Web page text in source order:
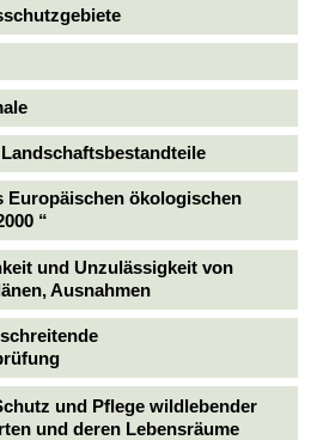
Europäischen ökologischen
“
und Unzulässigkeit von
Ausnahmen
und Pflege wildlebender
und deren Lebensräume